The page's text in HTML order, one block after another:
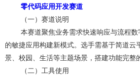
零代码应用开发赛道
（一）赛道说明
本赛道聚焦业务需求快速响应与流程数
的敏捷应用构建新模式。选手需基于简道云
景、校园、生活等主题场景，搭建功能完整
（二）工具使用